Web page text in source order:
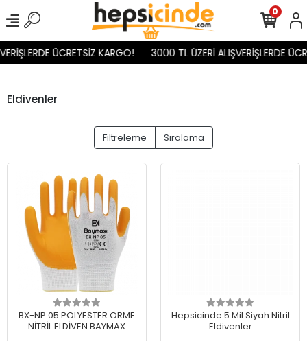
ÜCRETSİZ KARGO! 3000 TL ÜZERİ ALIŞVERİŞLERDE
0
Eldivenler
Filtreleme Sıralama
BX-NP 05 POLYESTER ÖRME
NİTRİL ELDİVEN BAYMAX
Hepsicinde 5 Mil Siyah Nitril
Eldivenler